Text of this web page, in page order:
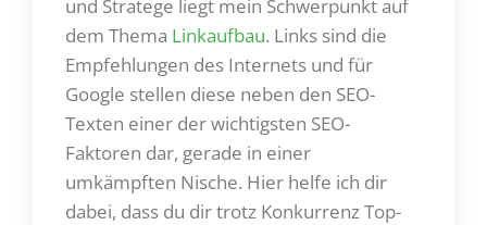
und Stratege liegt mein Schwerpunkt auf
dem Thema Linkaufbau. Links sind die
Empfehlungen des Internets und für
Google stellen diese neben den SEO-
Texten einer der wichtigsten SEO-
Faktoren dar, gerade in einer
umkämpften Nische. Hier helfe ich dir
dabei, dass du dir trotz Konkurrenz Top-